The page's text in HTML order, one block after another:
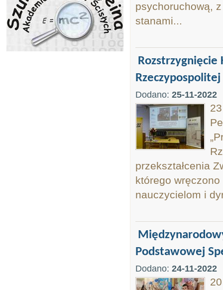
psychoruchową,
stanami...
Rozstrzygnięcie
Dodano: 25-11-2022
przekształcenia
którego
nauczycielom i
Podstawowej
Dodano: 24-11-2022